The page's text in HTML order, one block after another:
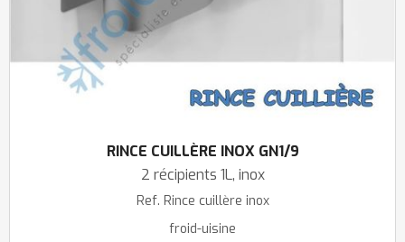
RINCE CUILLÈRE INOX GN1/9
2 récipients 1L, inox
Ref. Rince cuillère inox
froid-uisine